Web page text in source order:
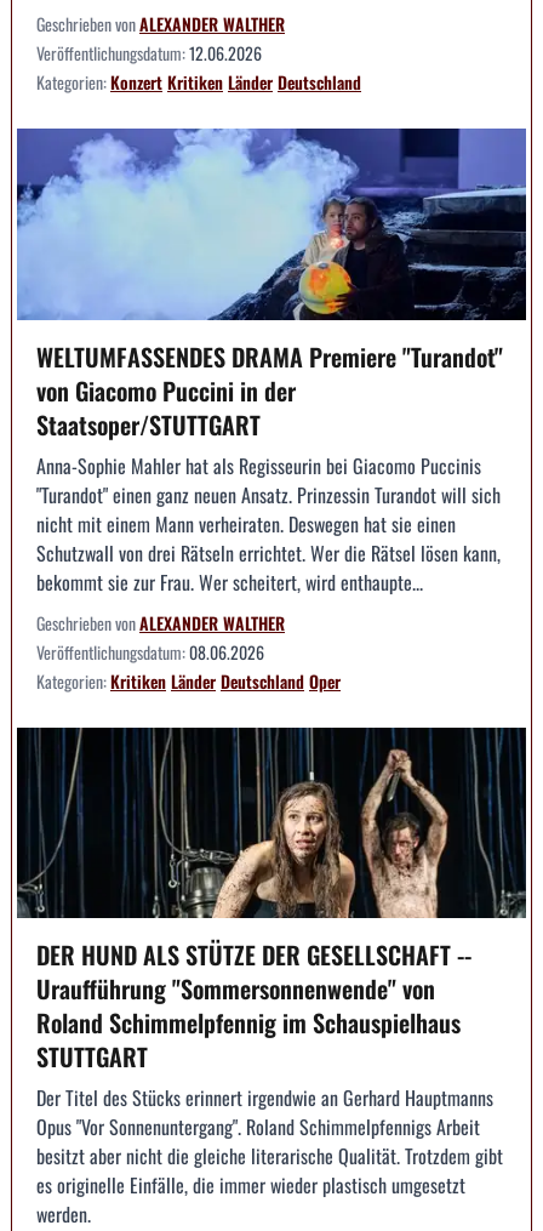
Geschrieben vonALEXANDER WALTHER
Veröffentlichungsdatum:12.06.2026
Kategorien:KonzertKritikenLänderDeutschland
WELTUMFASSENDES DRAMA Premiere "Turandot"
von Giacomo Puccini in der
Staatsoper/STUTTGART
Anna-Sophie Mahler hat als Regisseurin bei Giacomo Puccinis
"Turandot" einen ganz neuen Ansatz. Prinzessin Turandot will sich
nicht mit einem Mann verheiraten. Deswegen hat sie einen
Schutzwall von drei Rätseln errichtet. Wer die Rätsel lösen kann,
bekommt sie zur Frau. Wer scheitert, wird enthaupte...
Geschrieben vonALEXANDER WALTHER
Veröffentlichungsdatum:08.06.2026
Kategorien:KritikenLänderDeutschlandOper
DER HUND ALS STÜTZE DER GESELLSCHAFT --
Uraufführung "Sommersonnenwende" von
Roland Schimmelpfennig im Schauspielhaus
STUTTGART
Der Titel des Stücks erinnert irgendwie an Gerhard Hauptmanns
Opus "Vor Sonnenuntergang". Roland Schimmelpfennigs Arbeit
besitzt aber nicht die gleiche literarische Qualität. Trotzdem gibt
es originelle Einfälle, die immer wieder plastisch umgesetzt
werden.